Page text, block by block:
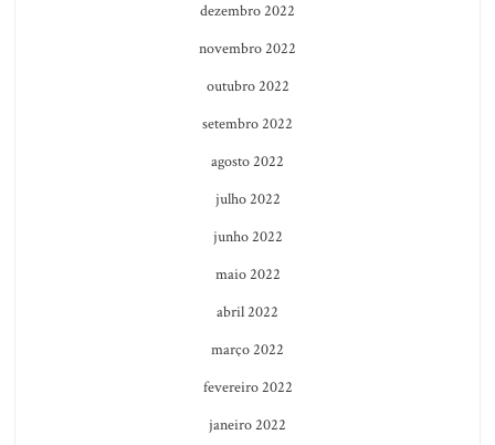
dezembro 2022
novembro 2022
outubro 2022
setembro 2022
agosto 2022
julho 2022
junho 2022
maio 2022
abril 2022
março 2022
fevereiro 2022
janeiro 2022